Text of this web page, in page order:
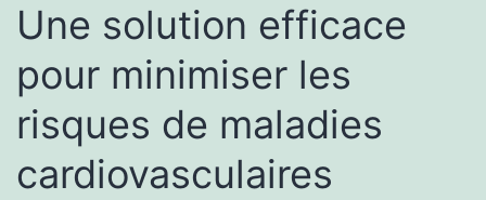
Une solution efficace
pour minimiser les
risques de maladies
cardiovasculaires